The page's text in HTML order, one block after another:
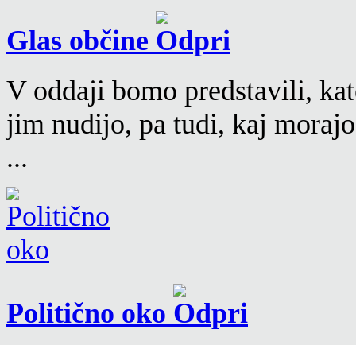
Glas občine
V oddaji bomo predstavili,
jim nudijo, pa tudi, kaj
...
Politično oko